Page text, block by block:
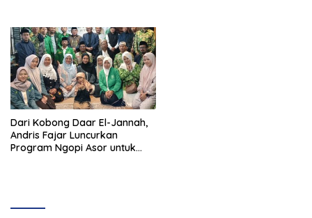
Dari Kobong Daar El-Jannah,
Andris Fajar Luncurkan
Program Ngopi Asor untuk